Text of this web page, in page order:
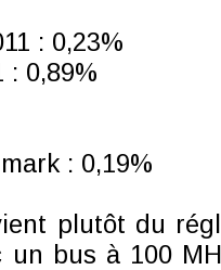
: 0,23%
: 0,89%
: 0,19%
plutôt du
un bus à 100